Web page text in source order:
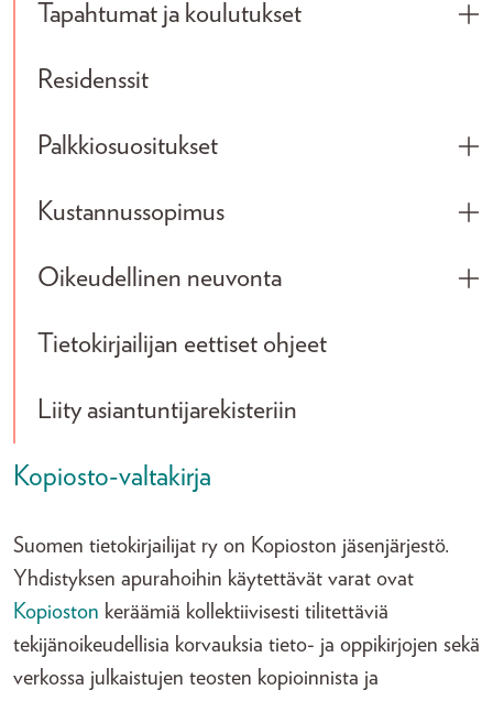
Tapahtumat ja koulutukset
Residenssit
Palkkiosuositukset
Kustannussopimus
Oikeudellinen neuvonta
Tietokirjailijan eettiset ohjeet
Liity asiantuntijarekisteriin
Kopiosto-valtakirja
Suomen tietokirjailijat ry on Kopioston jäsenjärjestö.
Yhdistyksen apurahoihin käytettävät varat ovat
Kopioston keräämiä kollektiivisesti tilitettäviä
tekijänoikeudellisia korvauksia tieto- ja oppikirjojen sekä
verkossa julkaistujen teosten kopioinnista ja